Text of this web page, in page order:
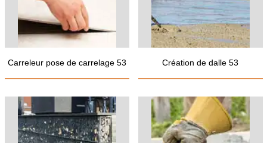
Carreleur pose de carrelage 53 Création de dalle 53